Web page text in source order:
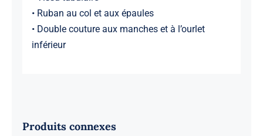
• Ruban au col et aux épaules
• Double couture aux manches et à l’ourlet
inférieur
Produits connexes